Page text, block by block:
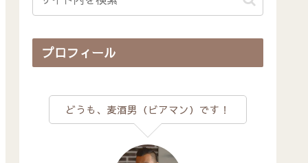
プロフィール
どうも、麦酒男（ビアマン）です！